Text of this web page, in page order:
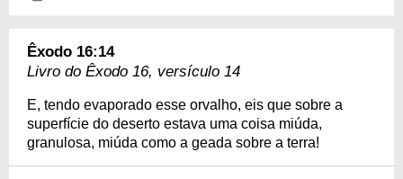
Êxodo 16:14
Livro do Êxodo 16, versículo 14
E, tendo evaporado esse orvalho, eis que sobre a
superfície do deserto estava uma coisa miúda,
granulosa, miúda como a geada sobre a terra!